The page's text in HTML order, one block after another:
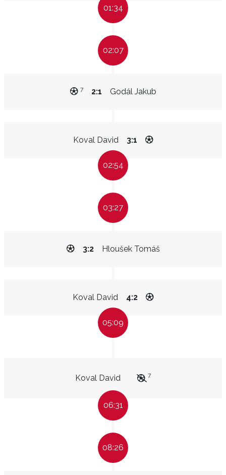
01:34
02:07
Godál Jakub
2:1
7
Koval David 3:1
02:54
03:27
Hloušek Tomáš
3:2
Koval David 4:2
05:09
Koval David 7
06:31
08:26